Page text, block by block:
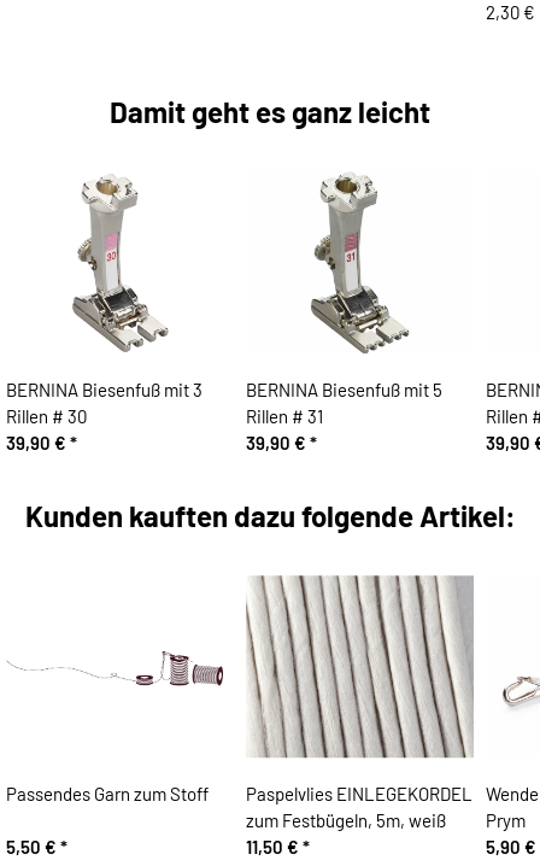
2,30 €
Damit geht es ganz leicht
BERNINA Biesenfuß mit 3
Rillen # 30
39,90 € *
BERNINA Biesenfuß mit 5
Rillen # 31
39,90 € *
Rillen
39,90
Kunden kauften dazu folgende Artikel:
Passendes Garn zum Stoff
5,50 € *
Paspelvlies EINLEGEKORDEL
zum Festbügeln, 5m, weiß
11,50 € *
Prym
5,90 €